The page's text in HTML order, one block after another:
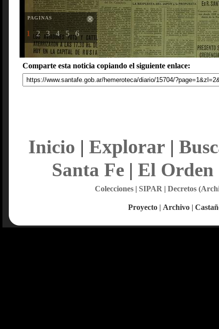
PAGINAS
1 2 3 4 5 6
Comparte esta noticia copiando el siguiente enlace:
Inicio | Explorar |
Santa Fe| El Orden
Colecciones| SIPAR | Decretos
Proyecto | Archivo |